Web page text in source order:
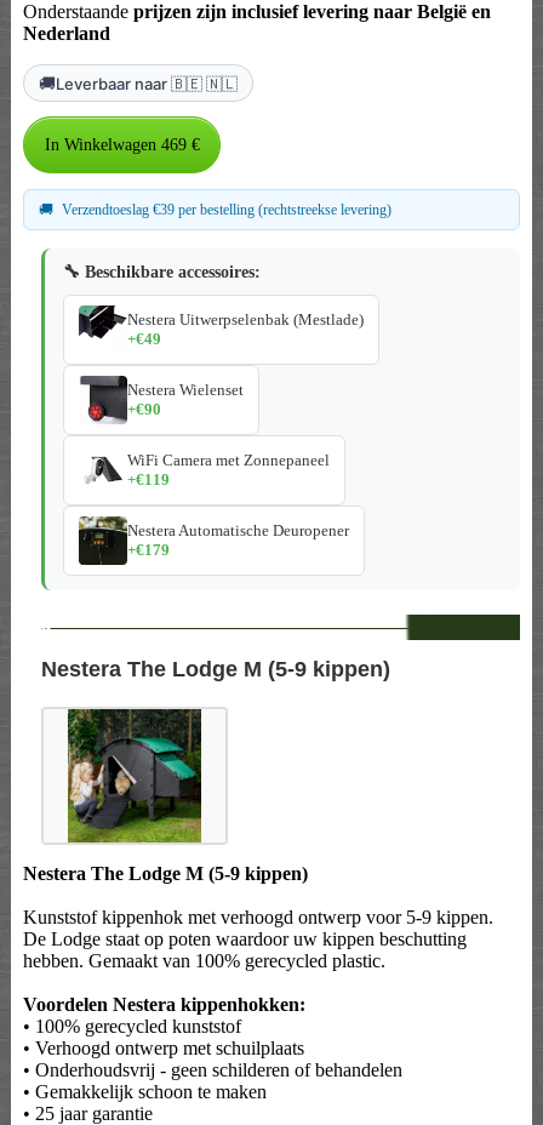
Onderstaande prijzen zijn inclusief levering naar België en
Nederland
🚚Leverbaar naar 🇧🇪 🇳🇱
🚚 Verzendtoeslag €39 per bestelling (rechtstreekse levering)
🔧 Beschikbare accessoires:
Nestera Uitwerpselenbak (Mestlade)
+€49
Nestera Wielenset
+€90
WiFi Camera met Zonnepaneel
+€119
Nestera Automatische Deuropener
+€179
--
Nestera The Lodge M (5-9 kippen)
Nestera The Lodge M (5-9 kippen)
Kunststof kippenhok met verhoogd ontwerp voor 5-9 kippen.
De Lodge staat op poten waardoor uw kippen beschutting
hebben. Gemaakt van 100% gerecycled plastic.
Voordelen Nestera kippenhokken:
• 100% gerecycled kunststof
• Verhoogd ontwerp met schuilplaats
• Onderhoudsvrij - geen schilderen of behandelen
• Gemakkelijk schoon te maken
• 25 jaar garantie